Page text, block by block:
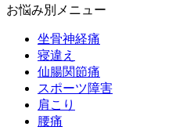
お悩み別メニュー
坐骨神経痛
寝違え
仙腸関節痛
スポーツ障害
肩こり
腰痛